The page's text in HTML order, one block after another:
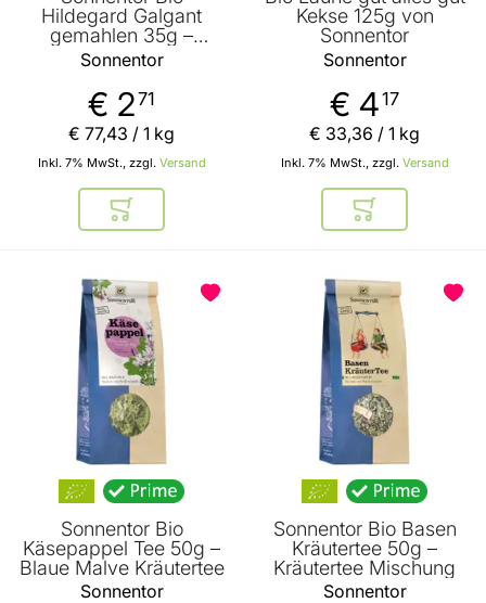
Hildegard Galgant
gemahlen 35g –
Gewürzpulver
Sonnentor
€ 271
Inkl. 7% MwSt., zzgl. Versand
€ 77,43 / 1 kg
In den Warenkorb
Kekse 125g von
Sonnentor
Sonnentor
€ 417
Inkl. 7% MwSt., zzgl. Versand
€ 33,36 / 1 kg
In den
Sonnentor Bio
Käsepappel Tee 50g –
Blaue Malve Kräutertee
Sonnentor
Sonnentor Bio Basen
Kräutertee 50g –
Kräutertee Mischung
Sonnentor